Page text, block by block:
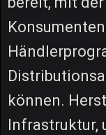
können.
Infrastruktur,